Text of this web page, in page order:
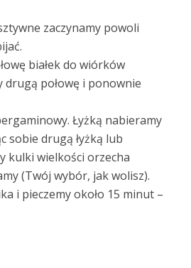
zaczynamy powoli
białek do wiórków
drugą połowę i ponownie
Łyżką nabieramy
sobie drugą łyżką lub
kulki wielkości orzecha
(Twój wybór, jak wolisz).
i pieczemy około 15 minut –